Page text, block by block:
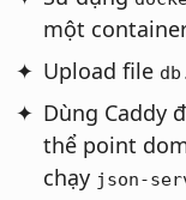
một
Upload file
Dùng Caddy
thể point
chạy json-